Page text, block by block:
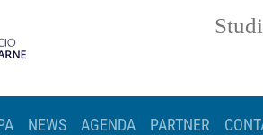
NEWS AGENDA PARTNER